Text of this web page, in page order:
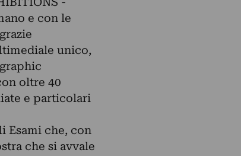
e con le
unico,
oltre 40
e particolari
Esami che, con
che si avvale